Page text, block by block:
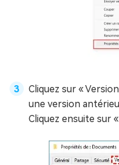
Cliquez sur «
une version
Cliquez ensuite sur